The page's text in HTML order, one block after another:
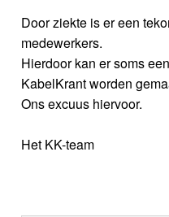
Door ziekte is er een
medewerkers.
Hierdoor kan er soms
KabelKrant worden
Ons excuus hiervoor.
Het KK-team